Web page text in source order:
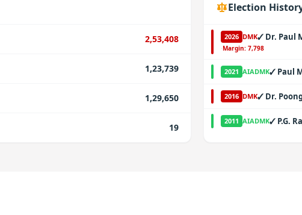
2,53,408
1,23,739
1,29,650
19
Election
2026 DMK✓ Dr. Paul
·Margin: 7,798
2021 AIADMK✓ Paul
2016 DMK✓ Dr.
2011 AIADMK✓ P.G.